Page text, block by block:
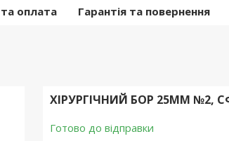
оплата Гарантія та повернення
ХІРУРГІЧНИЙ БОР 25ММ №2,
Готово до відправки